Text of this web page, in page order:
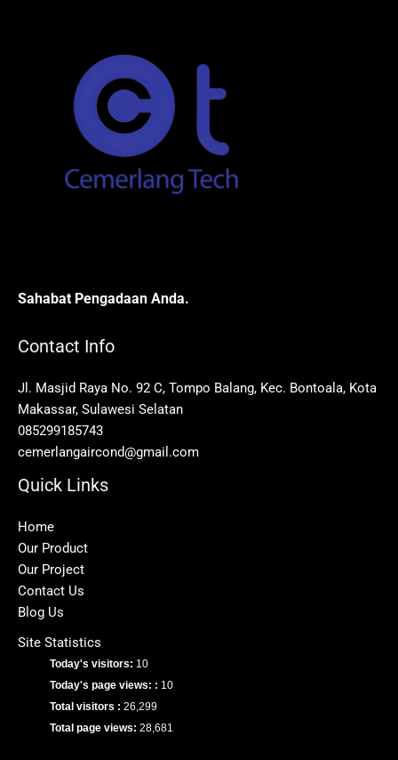
Sahabat Pengadaan Anda.
Contact Info
Jl. Masjid Raya No. 92 C, Tompo Balang, Kec. Bontoala, Kota
Makassar, Sulawesi Selatan
085299185743
cemerlangaircond@gmail.com
Quick Links
Home
Our Product
Our Project
Contact Us
Blog Us
Site Statistics
Today's visitors: 10
Today's page views: : 10
Total visitors : 26,299
Total page views: 28,681